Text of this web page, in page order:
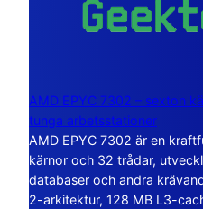
AMD EPYC 7302 – sexton
tunga arbetsstationer
AMD EPYC 7302 är en
kärnor och 32 trådar,
databaser och andra
2-arkitektur, 128 MB L3-